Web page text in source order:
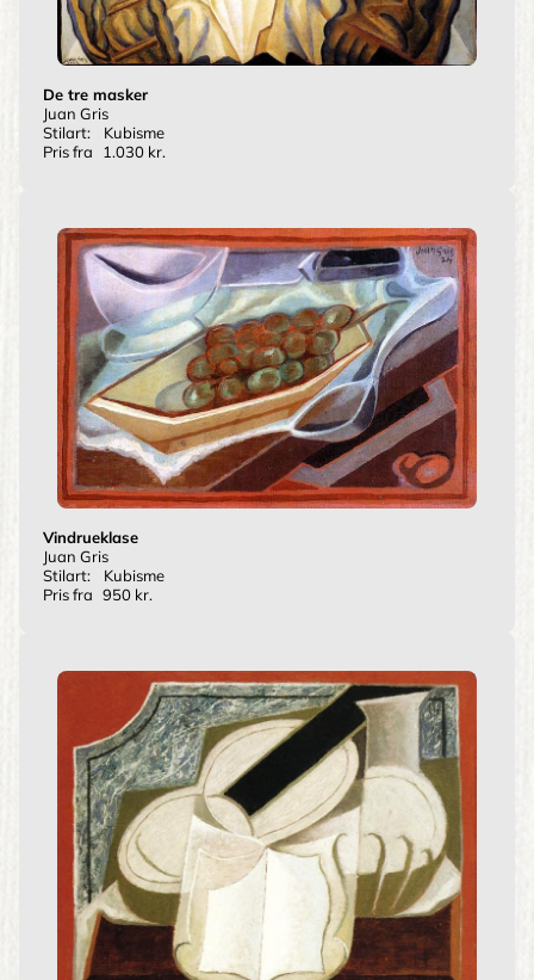
De tre masker
Juan Gris
Stilart:
Kubisme
Pris fra
1.030 kr.
Vindrueklase
Juan Gris
Stilart:
Kubisme
Pris fra 950 kr.